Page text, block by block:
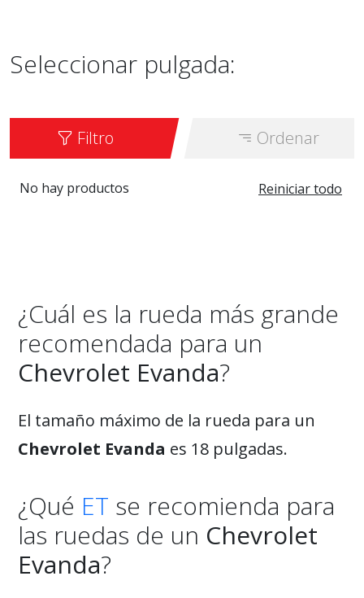
Seleccionar pulgada:
Filtro Ordenar
Reiniciar todo
No hay productos
¿Cuál es la rueda más grande
recomendada para un
Chevrolet Evanda?
El tamaño máximo de la rueda para un
Chevrolet Evanda es 18 pulgadas.
¿Qué ET se recomienda para
las ruedas de un Chevrolet
Evanda?